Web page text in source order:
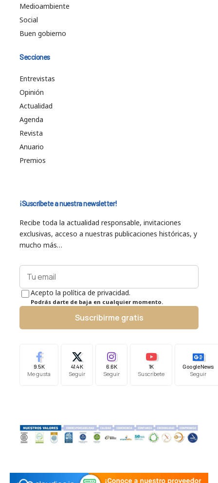
Medioambiente
Social
Buen gobierno
Secciones
Entrevistas
Opinión
Actualidad
Agenda
Revista
Anuario
Premios
¡Suscríbete a nuestra newsletter!
Recibe toda la actualidad responsable, invitaciones
exclusivas, acceso a nuestras publicaciones históricas, y
mucho más…
Acepto la política de privacidad.
Podrás darte de baja en cualquier momento.
Suscribirme gratis
9.5K
Me gusta
41.4K
Seguir
6.6K
Seguir
1K
Suscríbete
Google News
Seguir